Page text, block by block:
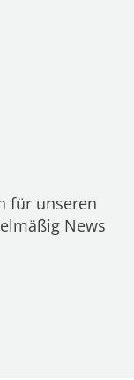
für unseren
News